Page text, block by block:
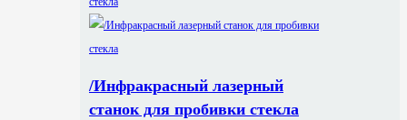
/Инфракрасный лазерный
станок для пробивки стекла